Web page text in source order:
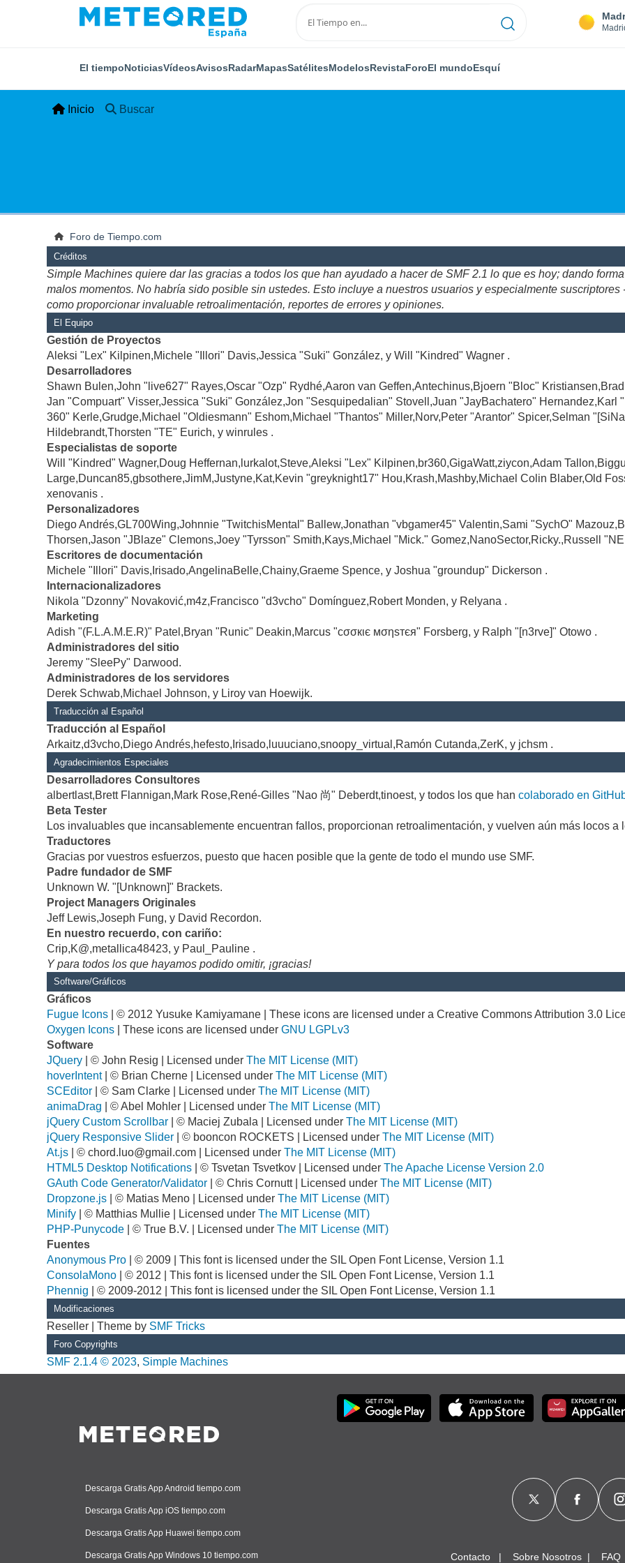
El tiempoNoticiasVídeosAvisosRadarMapasSatélitesModelosRevistaForoEl mundoEsquí
Inicio Buscar
Foro de Tiempo.com
Créditos
Simple Machines quiere dar las gracias a todos los que han ayudado a hacer de SMF 2.1 lo que es hoy; dando
malos momentos. No habría sido posible sin ustedes. Esto incluye a nuestros usuarios y especialmente
como proporcionar invaluable retroalimentación, reportes de errores y opiniones.
El Equipo
Gestión de Proyectos
Aleksi "Lex" Kilpinen,Michele "Illori" Davis,Jessica "Suki" González, y Will "Kindred" Wagner .
Desarrolladores
Shawn Bulen,John "live627" Rayes,Oscar "Ozp" Rydhé,Aaron van Geffen,Antechinus,Bjoern "Bloc"
Jan "Compuart" Visser,Jessica "Suki" González,Jon "Sesquipedalian" Stovell,Juan "JayBachatero"
360" Kerle,Grudge,Michael "Oldiesmann" Eshom,Michael "Thantos" Miller,Norv,Peter "Arantor" Spicer,Selman
Hildebrandt,Thorsten "TE" Eurich, y winrules .
Especialistas de soporte
Will "Kindred" Wagner,Doug Heffernan,lurkalot,Steve,Aleksi "Lex" Kilpinen,br360,GigaWatt,ziycon,Adam
Large,Duncan85,gbsothere,JimM,Justyne,Kat,Kevin "greyknight17" Hou,Krash,Mashby,Michael Colin Blaber,Old
xenovanis .
Personalizadores
Diego Andrés,GL700Wing,Johnnie "TwitchisMental" Ballew,Jonathan "vbgamer45" Valentin,Sami "SychO"
Thorsen,Jason "JBlaze" Clemons,Joey "Tyrsson" Smith,Kays,Michael "Mick." Gomez,NanoSector,Ricky.,Russell
Escritores de documentación
Michele "Illori" Davis,Irisado,AngelinaBelle,Chainy,Graeme Spence, y Joshua "groundup" Dickerson .
Internacionalizadores
Nikola "Dzonny" Novaković,m4z,Francisco "d3vcho" Domínguez,Robert Monden, y Relyana .
Marketing
Adish "(F.L.A.M.E.R)" Patel,Bryan "Runic" Deakin,Marcus "cσσкιє мσηѕтєя" Forsberg, y Ralph "[n3rve]" Otowo .
Administradores del sitio
Jeremy "SleePy" Darwood.
Administradores de los servidores
Derek Schwab,Michael Johnson, y Liroy van Hoewijk.
Traducción al Español
Traducción al Español
Arkaitz,d3vcho,Diego Andrés,hefesto,Irisado,luuuciano,snoopy_virtual,Ramón Cutanda,ZerK, y jchsm .
Agradecimientos Especiales
Desarrolladores Consultores
albertlast,Brett Flannigan,Mark Rose,René-Gilles "Nao 尚" Deberdt,tinoest, y todos los que hancolaborado en
Beta Tester
Los invaluables que incansablemente encuentran fallos, proporcionan retroalimentación, y vuelven aún más locos a
Traductores
Gracias por vuestros esfuerzos, puesto que hacen posible que la gente de todo el mundo use SMF.
Padre fundador de SMF
Unknown W. "[Unknown]" Brackets.
Project Managers Originales
Jeff Lewis,Joseph Fung, y David Recordon.
En nuestro recuerdo, con cariño:
Crip,K@,metallica48423, y Paul_Pauline .
Y para todos los que hayamos podido omitir, ¡gracias!
Software/Gráficos
Gráficos
Fugue Icons | © 2012 Yusuke Kamiyamane | These icons are licensed under a Creative Commons Attribution 3.0
Oxygen Icons | These icons are licensed underGNU LGPLv3
Software
JQuery | © John Resig | Licensed underThe MIT License (MIT)
hoverIntent| © Brian Cherne | Licensed underThe MIT License (MIT)
SCEditor | © Sam Clarke | Licensed underThe MIT License (MIT)
animaDrag | © Abel Mohler | Licensed underThe MIT License (MIT)
jQuery Custom Scrollbar | © Maciej Zubala | Licensed underThe MIT License (MIT)
jQuery Responsive Slider | © booncon ROCKETS | Licensed underThe MIT License (MIT)
At.js | ©chord.luo@gmail.com | Licensed underThe MIT License (MIT)
HTML5 Desktop Notifications | © Tsvetan Tsvetkov | Licensed underThe Apache License Version 2.0
GAuth Code Generator/Validator | © Chris Cornutt | Licensed underThe MIT License (MIT)
Dropzone.js | © Matias Meno | Licensed underThe MIT License (MIT)
Minify | © Matthias Mullie | Licensed underThe MIT License (MIT)
PHP-Punycode | © True B.V. | Licensed underThe MIT License (MIT)
Fuentes
Anonymous Pro | © 2009 | This font is licensed under the SIL Open Font License, Version 1.1
ConsolaMono | © 2012 | This font is licensed under the SIL Open Font License, Version 1.1
Phennig | © 2009-2012 | This font is licensed under the SIL Open Font License, Version 1.1
Modificaciones
Reseller | Theme by SMF Tricks
Foro Copyrights
SMF 2.1.4 © 2023, Simple Machines
Descarga Gratis App Android tiempo.com
Descarga Gratis App iOS tiempo.com
Descarga Gratis App Huawei tiempo.com
Descarga Gratis App Windows 10 tiempo.com Contacto Sobre Nosotros FAQ